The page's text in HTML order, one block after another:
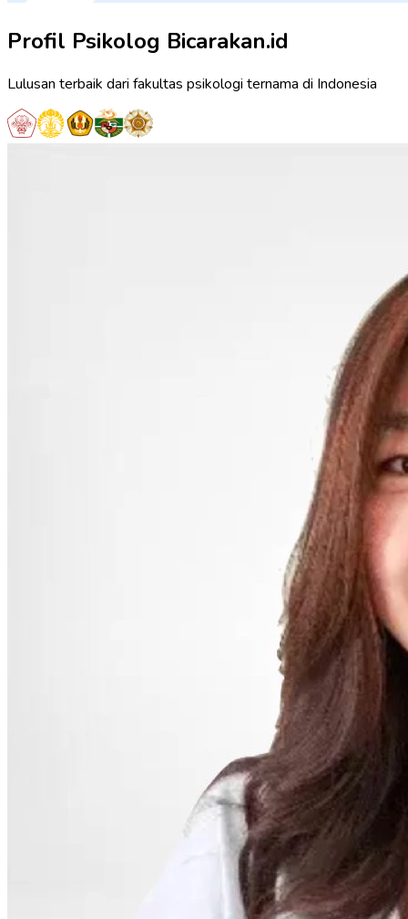
Profil Psikolog Bicarakan.id
Lulusan terbaik dari fakultas psikologi ternama di Indonesia